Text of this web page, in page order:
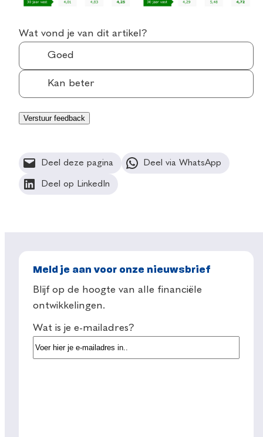
Wat vond je van dit artikel?
Goed
Kan beter
Deel deze pagina Deel via WhatsApp
Deel op LinkedIn
Meld je aan voor onze nieuwsbrief
Blijf op de hoogte van alle financiële
ontwikkelingen.
Wat is je e-mailadres?